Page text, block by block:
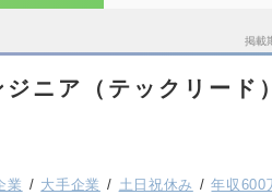
掲載
ジニア（テックリード
業 大手企業 土日祝休み 年収600